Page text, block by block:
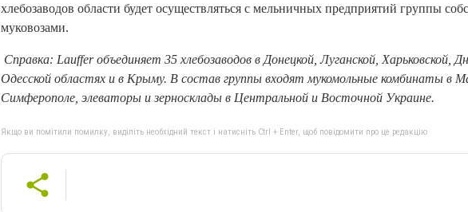
хлебозаводов области будет осуществляться с мельничных предприятий группы
муковозами.
Справка: Lauffer объединяет 35 хлебозаводов в Донецкой, Луганской, Харьковской,
Одесской областях и в Крыму. В состав группы входят мукомольные комбинаты в
Симферополе, элеваторы и зерносклады в Центральной и Восточной Украине.
Якщо ви помітили помилку, виділіть необхідний текст і натисніть Ctrl + Enter, щоб повідомити про це редакцію